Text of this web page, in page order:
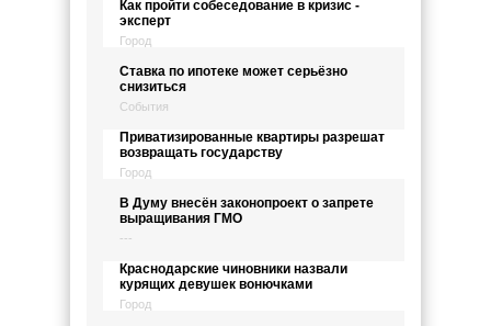
Как пройти собеседование в кризис -
эксперт
Город
Ставка по ипотеке может серьёзно
снизиться
События
Приватизированные квартиры разрешат
возвращать государству
Город
В Думу внесён законопроект о запрете
выращивания ГМО
---
Краснодарские чиновники назвали
курящих девушек вонючками
Город